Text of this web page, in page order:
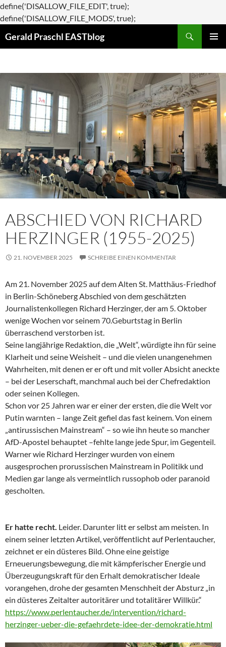
define('DISALLOW_FILE_EDIT', true);
define('DISALLOW_FILE_MODS', true);
Gerald Praschl EASTblog
ABSCHIED VON RICHARD
HERZINGER (1955-2025)
21. NOVEMBER 2025 SCHREIBE EINEN KOMMENTAR
Am 21. November 2025 auf dem Alten St. Matthäus-Friedhof
in Berlin-Schöneberg Abschied von dem geschätzten
Journalistenkollegen Richard Herzinger, der am 5. Oktober
wenige Wochen vor seinem 70.Geburtstag in Berlin
überraschend verstorben ist.
Seine langjährige Redaktion, die „Welt“, würdigte ihn für seine
Klarheit und seine Weisheit – und die vielen unangenehmen
Wahrheiten, mit denen er er oft und mit voller Absicht aneckte
– bei der Leserschaft, manchmal auch bei der Chefredaktion
oder seinen Kollegen.
Schon vor 25 Jahren war er einer der ersten, die die Welt vor
Putin warnten – lange Zeit gefiel das fast keinem. Von einem
„antirussischen Mainstream“ – so wie ihn heute so mancher
AfD-Apostel behauptet –fehlte lange jede Spur, im Gegenteil.
Warner wie Richard Herzinger wurden von einem
ausgesprochen prorussischen Mainstream in Politikk und
Medien gar lange als vermeintlich russophob oder paranoid
gescholten.
Er hatte recht. Leider. Darunter litt er selbst am meisten. In
einem seiner letzten Artikel, veröffentlicht auf Perlentaucher,
zeichnet er ein düsteres Bild. Ohne eine geistige
Erneuerungsbewegung, die mit kämpferischer Energie und
Überzeugungskraft für den Erhalt demokratischer Ideale
vorangehen, drohe der gesamten Menschheit der Absturz „in
ein düsteres Zeitalter autoritärer und totalitärer Willkür.“
https://www.perlentaucher.de/intervention/richard-
herzinger-ueber-die-gefaehrdete-idee-der-demokratie.html